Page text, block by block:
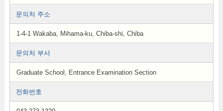
문의처 주소
1-4-1 Wakaba, Mihama-ku, Chiba-shi, Chiba
문의처 부서
Graduate School, Entrance Examination Section
전화번호